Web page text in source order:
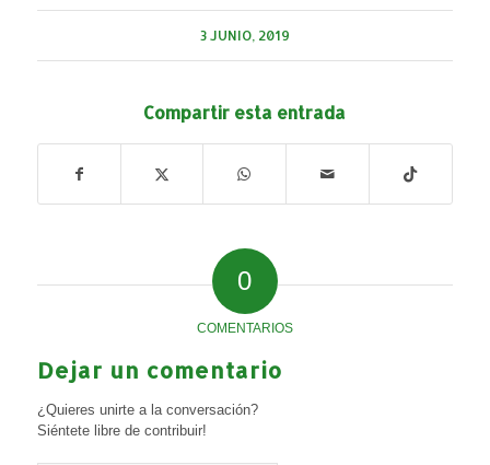
3 JUNIO, 2019
Compartir esta entrada
0
COMENTARIOS
Dejar un comentario
¿Quieres unirte a la conversación?
Siéntete libre de contribuir!